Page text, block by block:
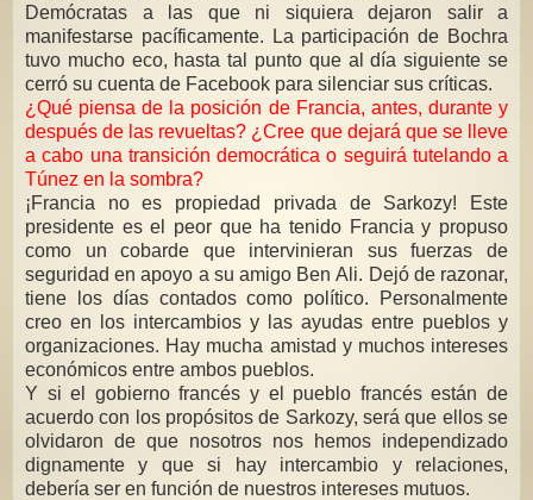
Demócratas a las que ni siquiera dejaron salir a
manifestarse pacíficamente. La participación de Bochra
tuvo mucho eco, hasta tal punto que al día siguiente se
cerró su cuenta de Facebook para silenciar sus críticas.
¿Qué piensa de la posición de Francia, antes, durante y
después de las revueltas? ¿Cree que dejará que se lleve
a cabo una transición democrática o seguirá tutelando a
Túnez en la sombra?
¡Francia no es propiedad privada de Sarkozy! Este
presidente es el peor que ha tenido Francia y propuso
como un cobarde que intervinieran sus fuerzas de
seguridad en apoyo a su amigo Ben Ali. Dejó de razonar,
tiene los días contados como político. Personalmente
creo en los intercambios y las ayudas entre pueblos y
organizaciones. Hay mucha amistad y muchos intereses
económicos entre ambos pueblos.
Y si el gobierno francés y el pueblo francés están de
acuerdo con los propósitos de Sarkozy, será que ellos se
olvidaron de que nosotros nos hemos independizado
dignamente y que si hay intercambio y relaciones,
debería ser en función de nuestros intereses mutuos.